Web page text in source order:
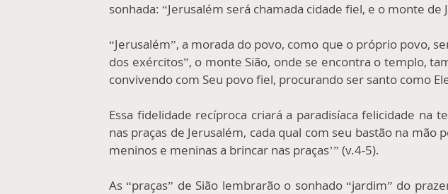
sonhada: “Jerusalém será chamada cidade fiel, e o monte
“Jerusalém”, a morada do povo, como que o próprio povo,
dos exércitos”, o monte Sião, onde se encontra o templo,
convivendo com Seu povo fiel, procurando ser santo como
Essa fidelidade recíproca criará a paradisíaca felicidade na
nas praças de Jerusalém, cada qual com seu bastão na mão
meninos e meninas a brincar nas praças’” (v.4-5).
As “praças” de Sião lembrarão o sonhado “jardim” do